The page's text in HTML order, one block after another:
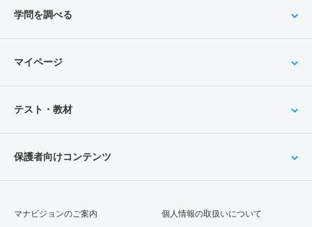
学問を調べる
マイページ
テスト・教材
保護者向けコンテンツ
マナビジョンのご案内 個人情報の取扱いについて